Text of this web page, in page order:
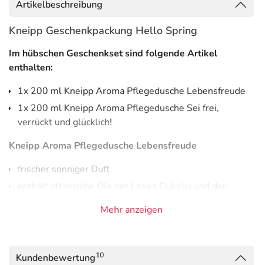
Artikelbeschreibung
Kneipp Geschenkpackung Hello Spring
Im hübschen Geschenkset sind folgende Artikel
enthalten:
1x 200 ml Kneipp Aroma Pflegedusche Lebensfreude
1x 200 ml Kneipp Aroma Pflegedusche Sei frei,
verrückt und glücklich!
Kneipp Aroma Pflegedusche Lebensfreude
frischer sonniger Duft
enthält ätherische Öle der Litsea Cubeba und der
natürlich pflegendes Öl verwöhnt die Haut und macht
Kneipp Aroma Pflegedusche Sei frei, verrückt und
Mehr anzeigen
Kundenbewertung10